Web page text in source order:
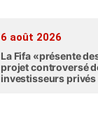
6 août 2026
La Fifa «présente
projet controversé
investisseurs privés